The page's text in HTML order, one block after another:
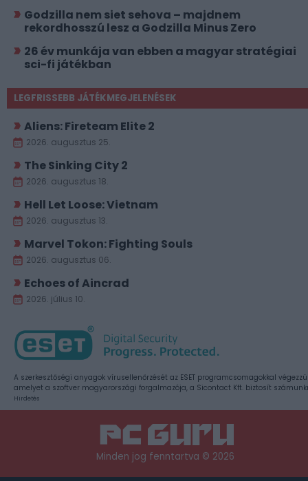
Godzilla nem siet sehova – majdnem
rekordhosszú lesz a Godzilla Minus Zero
26 év munkája van ebben a magyar stratégiai
sci-fi játékban
LEGFRISSEBB JÁTÉKMEGJELENÉSEK
Aliens: Fireteam Elite 2
2026. augusztus 25.
The Sinking City 2
2026. augusztus 18.
Hell Let Loose: Vietnam
2026. augusztus 13.
Marvel Tokon: Fighting Souls
2026. augusztus 06.
Echoes of Aincrad
2026. július 10.
A szerkesztőségi anyagok vírusellenőrzését az ESET programcsomagokkal
amelyet a szoftver magyarországi forgalmazója, a Sicontact Kft. biztosít
Hirdetés
Minden jog fenntartva © 2026